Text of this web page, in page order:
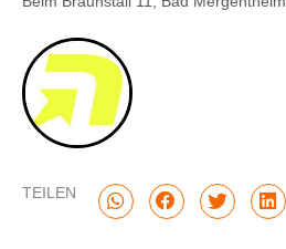
TEILEN